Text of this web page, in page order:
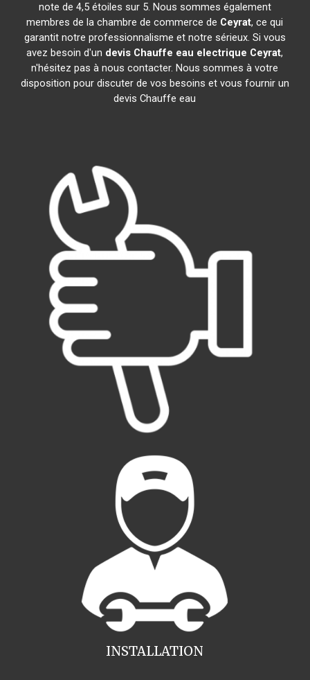
note de 4,5 étoiles sur 5. Nous sommes également
membres de la chambre de commerce de Ceyrat, ce qui
garantit notre professionnalisme et notre sérieux. Si vous
avez besoin d'un devis Chauffe eau electrique Ceyrat,
n'hésitez pas à nous contacter. Nous sommes à votre
disposition pour discuter de vos besoins et vous fournir un
devis Chauffe eau
INSTALLATION